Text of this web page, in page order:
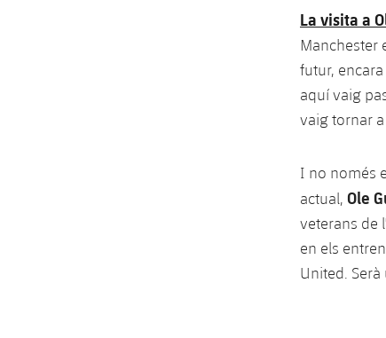
La visita a
Manchester
futur,
aquí vaig
vaig tornar
I no només
actual, Ole
veterans de
en els
United.